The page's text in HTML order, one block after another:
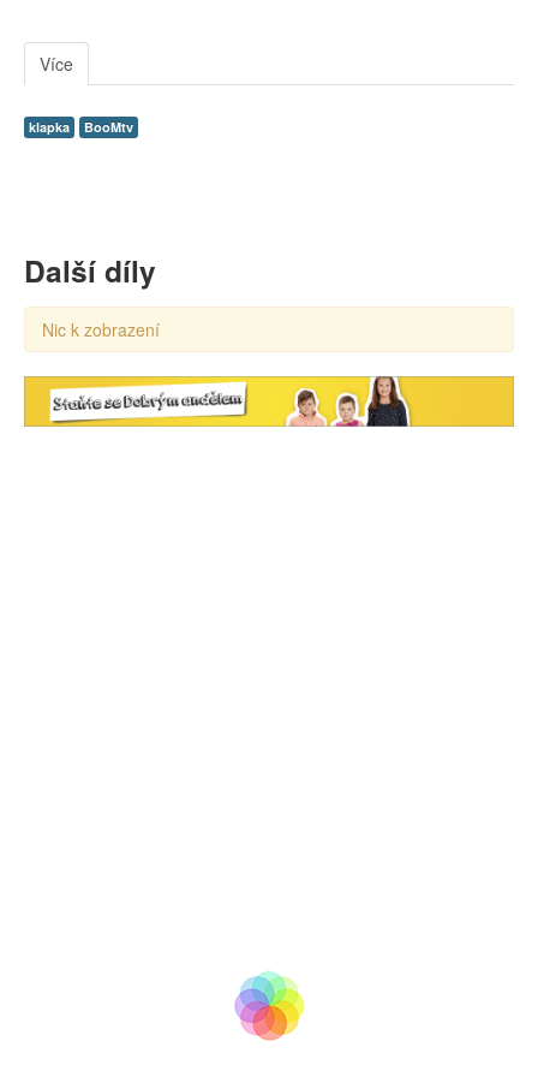
Více
klapka BooMtv
Další díly
Nic k zobrazení